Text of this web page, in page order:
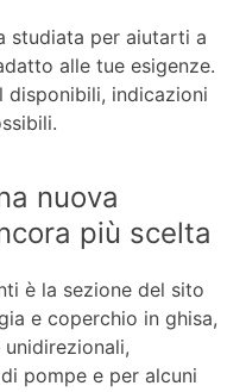
studiata per aiutarti a
alle tue esigenze.
indicazioni
nuova
più scelta
è la sezione del sito
e coperchio in ghisa,
pompe e per alcuni